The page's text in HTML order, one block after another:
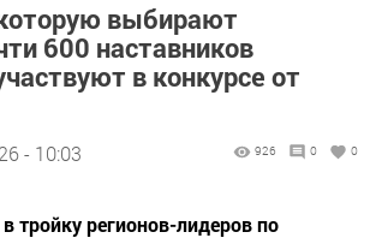
выбирают
600 наставников
в конкурсе от
- 10:03 926 0 0
тройку регионов-лидеров по